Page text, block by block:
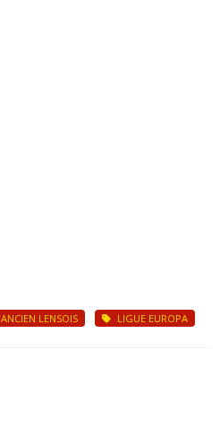
ANCIEN LENSOIS LIGUE EUROPA